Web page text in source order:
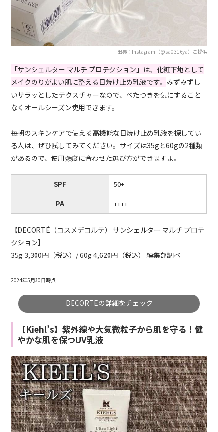
出典：Instagram（@sa0316ya）ご提供
「サンシェルター マルチ プロテクション」は、化粧下地として
メイクのりがよい肌に整える日焼け止め乳液です。 みずみずし
いサラッとしたテクスチャーなので、べたつきを気にすること
なくオールシーズン使用できます。
毎朝のスキンケアで使える高機能な日焼け止め乳液を探してい
る人は、ぜひ試してみてください。サイズは35gと60gの2種類
があるので、使用頻度に合わせた選び方ができますよ。
SPF 50+
PA ++++
【DECORTÉ（コスメデコルテ） サンシェルター マルチ プロテ
クション】
35g 3,300円（税込）/ 60g 4,620円（税込） 編集部調べ
2024年5月30日時点
DECORTEの詳細をチェック
【Kiehl’s】紫外線や大気微粒子から肌を守る！健
やかな肌を保つUV乳液